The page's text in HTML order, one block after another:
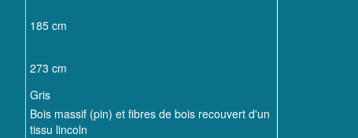
185 cm
273 cm
Gris
Bois massif (pin) et fibres de bois recouvert d'un
tissu lincoln